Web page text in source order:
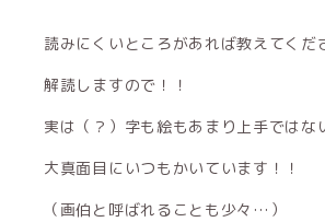
読みにくいところがあれば教えてくだ
解読しますので！！
実は（？）字も絵もあまり上手ではな
大真面目にいつもかいています！！
（画伯と呼ばれることも少々…）